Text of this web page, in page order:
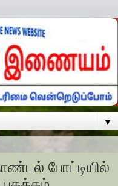
▼
போட்டியில்